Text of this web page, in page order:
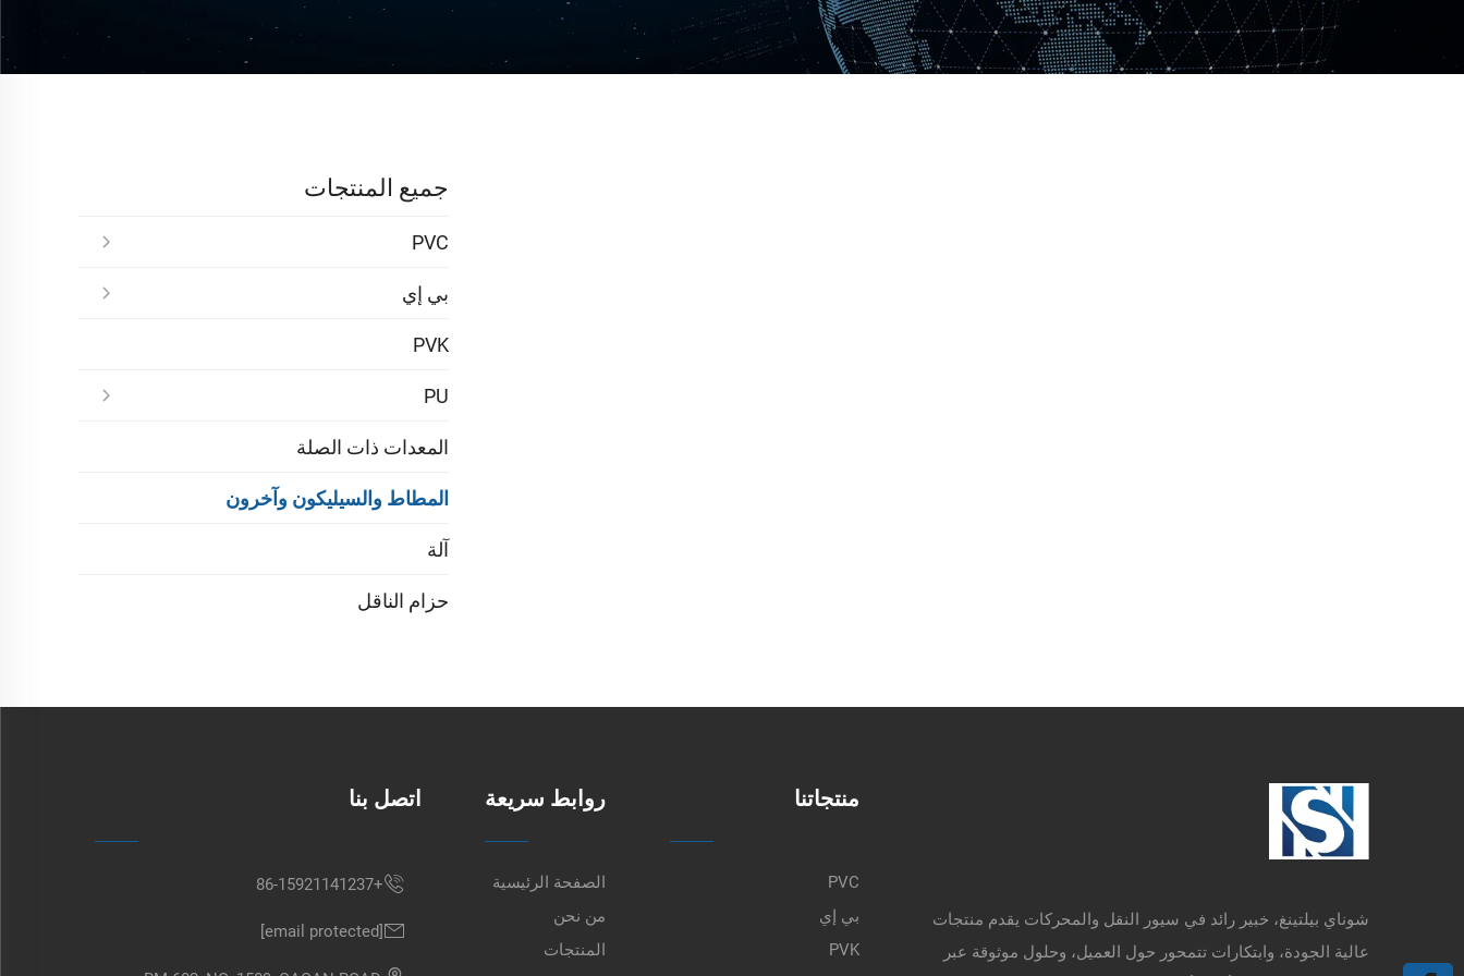
جميع المنتجات
PVC
بي إي
PVK
PU
المعدات ذات الصلة
المطاط والسيليكون وآخرون
آلة
حزام الناقل
شوناي بيلتينغ، خبير رائد في سيور النقل والمحركات يقدم منتجات
عالية الجودة، وابتكارات تتمحور حول العميل، وحلول موثوقة عبر
منتجاتنا
PVC
بي إي
PVK
روابط سريعة
الصفحة الرئيسية
من نحن
المنتجات
اتصل بنا
+86-15921141237
[email protected]